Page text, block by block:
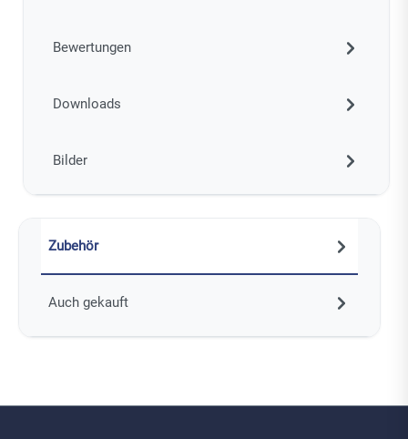
Bewertungen
Downloads
Bilder
Zubehör
Auch gekauft